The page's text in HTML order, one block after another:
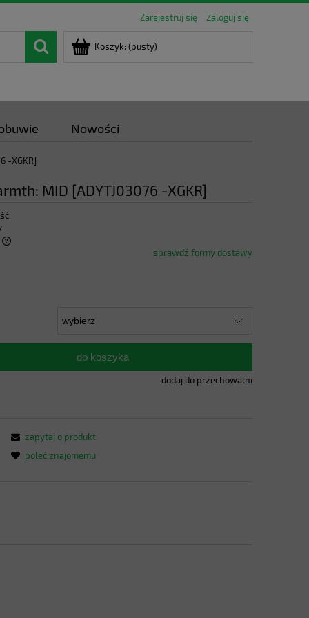
Zarejestruj się Zaloguj się
Koszyk: (pusty)
Nowości
-XGKR]
MID [ADYTJ03076 -XGKR]
sprawdź formy dostawy
do koszyka
dodaj do przechowalni
zapytaj o produkt
poleć znajomemu